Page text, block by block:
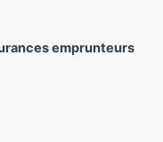
emprunteurs